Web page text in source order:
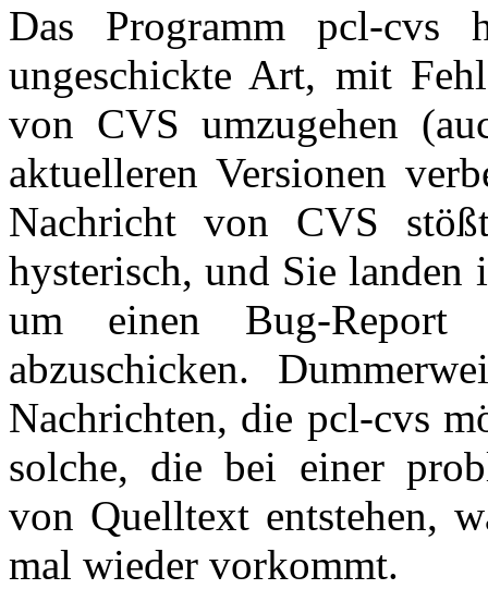
Das Programm pcl-cvs
ungeschickte Art, mit
von CVS umzugehen
aktuelleren Versionen
Nachricht von CVS
hysterisch, und Sie
um einen Bug-
abzuschicken.
Nachrichten, die pcl-cvs
solche, die bei einer
von Quelltext entstehen,
mal wieder vorkommt.